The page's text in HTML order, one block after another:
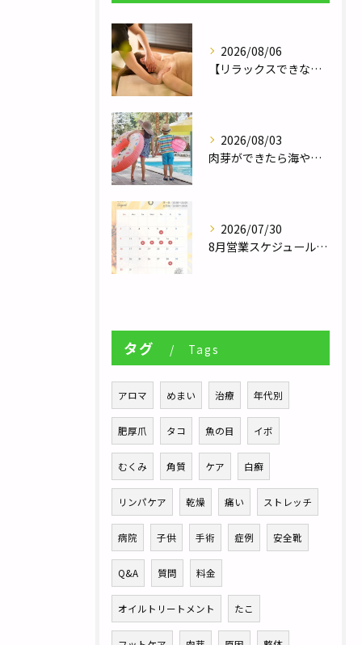
2026/08/06
【リラックスできない人へ】体が休まらない本当の理由とは？／自律神経調整サロンHararie〜はらりえ〜
2026/08/03
肉芽ができたら海やプールは大丈夫？夏のレジャー前に知っておきたい注意点／巻き爪補正２４栃木フットケアセンター宇都宮店
2026/07/30
8月営業スケジュール／自律神経調整サロンHararie〜はらりえ〜
タグ Tags
アロマ めまい 治療 年代別
肥厚爪 タコ 魚の目 イボ
むくみ 角質 ケア 白癬
リンパケア 乾燥 痛い ストレッチ
病院 子供 手術 症例 安全靴
Q&A 質問 料金
オイルトリートメント たこ